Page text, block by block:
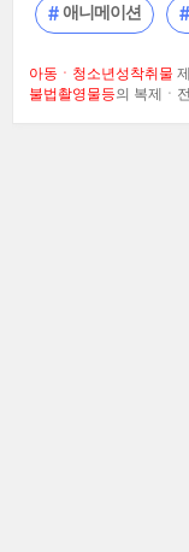
애니메이션
아동ㆍ청소년성착취물
불법촬영물등의 복제ㆍ